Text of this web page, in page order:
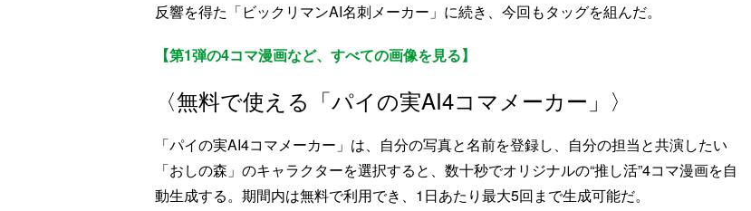
反響を得た「ビックリマンAI名刺メーカー」に続き、今回もタッグを組んだ。
【第1弾の4コマ漫画など、すべての画像を見る】
〈無料で使える「パイの実AI4コマメーカー」〉
「パイの実AI4コマメーカー」は、自分の写真と名前を登録し、自分の担当と共演したい
「おしの森」のキャラクターを選択すると、数十秒でオリジナルの“推し活”4コマ漫画を自
動生成する。期間内は無料で利用でき、1日あたり最大5回まで生成可能だ。